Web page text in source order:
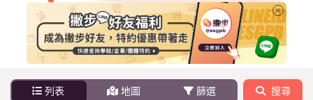
列表 地圖 篩選 搜尋